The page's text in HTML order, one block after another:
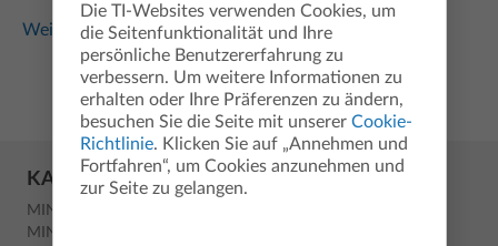
Weiterlesen...
KATEGORIEN
MINT
MINT
Die TI-Websites verwenden Cookies, um
die Seitenfunktionalität und Ihre
persönliche Benutzererfahrung zu
verbessern. Um weitere Informationen zu
erhalten oder Ihre Präferenzen zu ändern,
besuchen Sie die Seite mit unserer Cookie-
Richtlinie. Klicken Sie auf „Annehmen und
Fortfahren“, um Cookies anzunehmen und
zur Seite zu gelangen.